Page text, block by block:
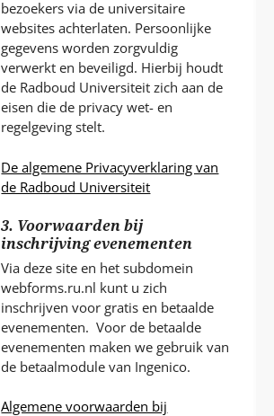
bezoekers via de universitaire
websites achterlaten. Persoonlijke
gegevens worden zorgvuldig
verwerkt en beveiligd. Hierbij houdt
de Radboud Universiteit zich aan de
eisen die de privacy wet- en
regelgeving stelt.
De algemene Privacyverklaring van
de Radboud Universiteit
3. Voorwaarden bij
inschrijving evenementen
Via deze site en het subdomein
webforms.ru.nl kunt u zich
inschrijven voor gratis en betaalde
evenementen. Voor de betaalde
evenementen maken we gebruik van
de betaalmodule van Ingenico.
Algemene voorwaarden bij